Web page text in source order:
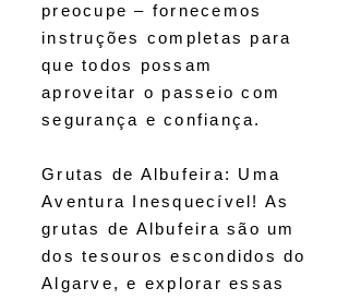
preocupe – fornecemos
instruções completas para
que todos possam
aproveitar o passeio com
segurança e confiança.
Grutas de Albufeira: Uma
Aventura Inesquecível! As
grutas de Albufeira são um
dos tesouros escondidos do
Algarve, e explorar essas